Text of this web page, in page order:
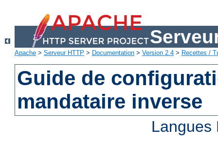
Apache > Serveur HTTP > Documentation > Version 2.4 > Recettes /
Guide de
mandataire inverse